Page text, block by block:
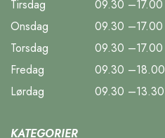
Tirsdag
09.30 –17.00
Onsdag
09.30 –17.00
Torsdag
09.30 –17.00
Fredag
09.30 –18.00
Lørdag
09.30 –13.30
KATEGORIER